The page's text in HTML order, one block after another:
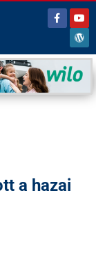
a hazai